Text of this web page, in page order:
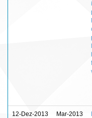
12-Dez-2013 Mar-2013